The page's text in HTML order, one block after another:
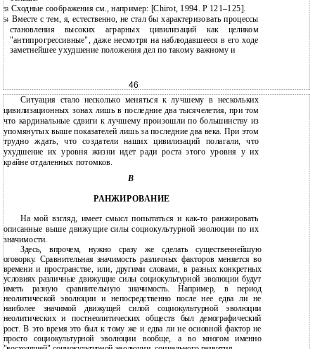
53 Сходные соображения см., например: [Chirot, 1994. P 121–125].
54 Вместе с тем, я, естественно, не стал бы характеризовать процессы
становления высоких аграрных цивилизаций как целиком
"антипрогрессивные", даже несмотря на наблюдавшееся в его ходе
заметнейшее ухудшение положения дел по такому важному и
46
Ситуация стало несколько меняться к лучшему в нескольких
цивилизационных зонах лишь в последние два тысячелетия, при том
что кардинальные сдвиги к лучшему произошли по большинству из
упомянутых выше показателей лишь за последние два века. При этом
трудно ждать, что создатели наших цивилизаций полагали, что
ухудшение их уровня жизни идет ради роста этого уровня у их
крайне отдаленных потомков.
B
РАНЖИРОВАНИЕ
На мой взгляд, имеет смысл попытаться и как-то ранжировать
описанные выше движущие силы социокультурной эволюции по их
значимости.
Здесь, впрочем, нужно сразу же сделать существеннейшую
оговорку. Сравнительная значимость различных факторов меняется во
времени и пространстве, или, другими словами, в разных конкретных
условиях различные движущие силы социокультурной эволюции будут
иметь разную сравнительную значимость. Например, в период
неолитической эволюции и непосредственно после нее едва ли не
наиболее значимой движущей силой социокультурной эволюции
неолитических и постнеолитических обществ был демографический
рост. В это время это был к тому же и едва ли не основной фактор не
просто социокультурной эволюции вообще, а во многом именно